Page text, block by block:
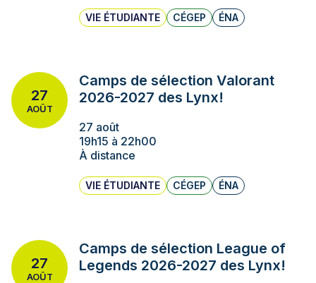
VIE ÉTUDIANTE CÉGEP ÉNA
27
AOÛT
Camps de sélection Valorant
2026-2027 des Lynx!
27 août
19h15 à 22h00
À distance
VIE ÉTUDIANTE CÉGEP ÉNA
27
AOÛT
Camps de sélection League of
Legends 2026-2027 des Lynx!